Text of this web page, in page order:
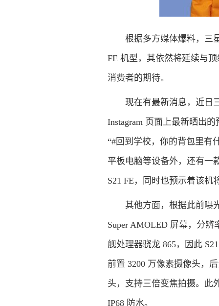
根据多方媒体爆料，三星
FE 机型，其依然将延续与
消费者的期待。
现在有最新消息，近日三
Instagram 页面上最新晒出
“#回到学校，你的背包里有
平板电脑等设备外，还有一
S21 FE，同时也预示着该机
其他方面，根据此前曝光
Super AMOLED 屏幕，分辨
舰处理器骁龙 865，因此
前置 3200 万像素摄像头，
头，支持三倍变焦拍摄。此
IP68 防水。